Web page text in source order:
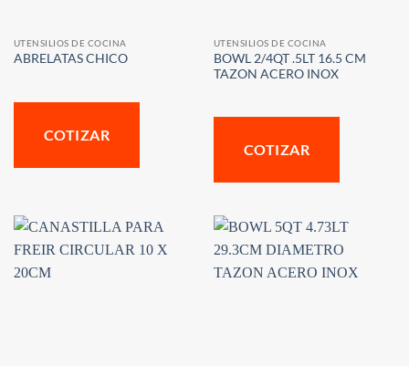
UTENSILIOS DE COCINA
ABRELATAS CHICO
COTIZAR
UTENSILIOS DE COCINA
BOWL 2/4QT .5LT 16.5 CM
TAZON ACERO INOX
COTIZAR